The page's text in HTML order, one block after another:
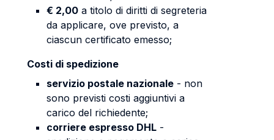
€ 2,00 a titolo di diritti di segreteria
da applicare, ove previsto, a
ciascun certificato emesso;
Costi di spedizione
servizio postale nazionale - non
sono previsti costi aggiuntivi a
carico del richiedente;
corriere espresso DHL -